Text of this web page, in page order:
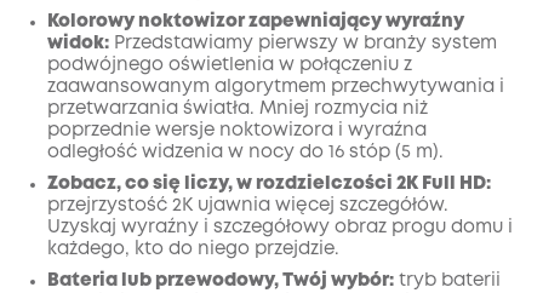
Kolorowy noktowizor zapewniający wyraźny
widok: Przedstawiamy pierwszy w branży system
podwójnego oświetlenia w połączeniu z
zaawansowanym algorytmem przechwytywania i
przetwarzania światła. Mniej rozmycia niż
poprzednie wersje noktowizora i wyraźna
odległość widzenia w nocy do 16 stóp (5 m).
Zobacz, co się liczy, w rozdzielczości 2K Full HD:
przejrzystość 2K ujawnia więcej szczegółów.
Uzyskaj wyraźny i szczegółowy obraz progu domu i
każdego, kto do niego przejdzie.
Bateria lub przewodowy, Twój wybór: tryb baterii